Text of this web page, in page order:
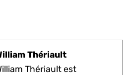
Thériault
Thériault est